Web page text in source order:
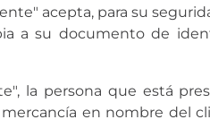
acepta, para su
a su documento de
la persona que está
en nombre del